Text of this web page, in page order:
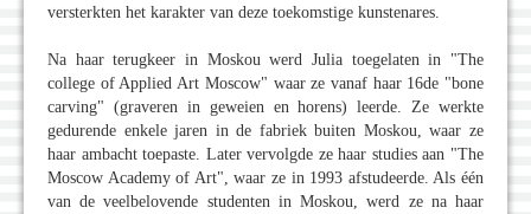
versterkten het karakter van deze toekomstige kunstenares.
Na haar terugkeer in Moskou werd Julia toegelaten in "The
college of Applied Art Moscow" waar ze vanaf haar 16de "bone
carving" (graveren in geweien en horens) leerde. Ze werkte
gedurende enkele jaren in de fabriek buiten Moskou, waar ze
haar ambacht toepaste. Later vervolgde ze haar studies aan "The
Moscow Academy of Art", waar ze in 1993 afstudeerde. Als één
van de veelbelovende studenten in Moskou, werd ze na haar